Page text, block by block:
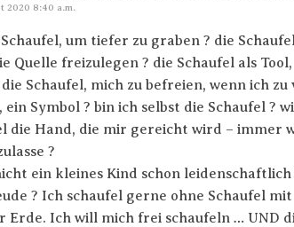
2020 8:40 a.m.
um tiefer zu graben ? die
Quelle freizulegen ? die Schaufel als
Schaufel, mich zu befreien, wenn ich
ein Symbol ? bin ich selbst die Schaufel ?
die Hand, die mir gereicht wird – immer
?
ein kleines Kind schon
? Ich schaufel gerne ohne Schaufel
Erde. Ich will mich frei schaufeln … UND